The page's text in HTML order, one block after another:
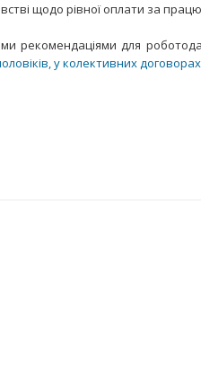
щодо рівної оплати за працю
рекомендаціями для
у колективних